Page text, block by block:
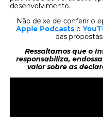
desenvolvimento.
Não deixe de conferir o
Apple Podcastse
das
Ressaltamos que o
responsabiliza,
valor sobre as